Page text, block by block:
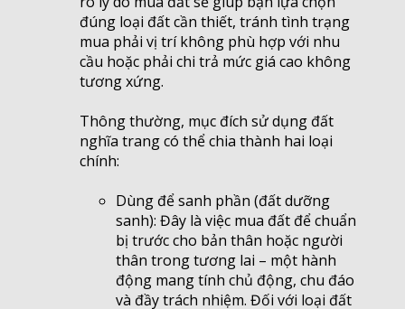
đúng loại đất cần thiết, tránh tình trạng
mua phải vị trí không phù hợp với nhu
cầu hoặc phải chi trả mức giá cao không
tương xứng.
Thông thường, mục đích sử dụng đất
nghĩa trang có thể chia thành hai loại
chính:
Dùng để sanh phần (đất dưỡng
sanh): Đây là việc mua đất để chuẩn
bị trước cho bản thân hoặc người
thân trong tương lai – một hành
động mang tính chủ động, chu đáo
và đầy trách nhiệm. Đối với loại đất